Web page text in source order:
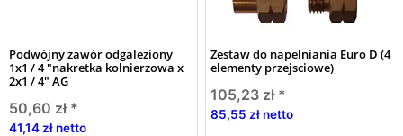
Podwójny zawór odgaleziony
1x1 / 4 "nakretka kolnierzowa x
2x1 / 4" AG
50,60 zł *
41,14 zł netto
Zestaw do napelniania Euro D (4
elementy przejsciowe)
105,23 zł *
85,55 zł netto